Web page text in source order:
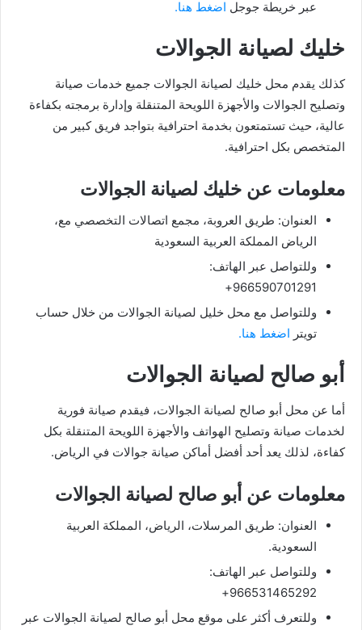
عبر خريطة جوجل اضغط هنا.
خليك لصيانة الجوالات
كذلك يقدم محل خليك لصيانة الجوالات جميع خدمات صيانة
وتصليح الجوالات والأجهزة اللويحة المتنقلة وإدارة برمجته بكفاءة
عالية، حيث تستمتعون بخدمة احترافية بتواجد فريق كبير من
المتخصص بكل احترافية.
معلومات عن خليك لصيانة الجوالات
العنوان: طريق العروبة، مجمع اتصالات التخصصي مع،
الرياض المملكة العربية السعودية
وللتواصل عبر الهاتف:
966590701291+
وللتواصل مع محل خليل لصيانة الجوالات من خلال حساب
تويتر اضغط هنا.
أبو صالح لصيانة الجوالات
أما عن محل أبو صالح لصيانة الجوالات، فيقدم صيانة فورية
لخدمات صيانة وتصليح الهواتف والأجهزة اللويحة المتنقلة بكل
كفاءة، لذلك يعد أحد أفضل أماكن صيانة جوالات في الرياض.
معلومات عن أبو صالح لصيانة الجوالات
العنوان: طريق المرسلات، الرياض، المملكة العربية
السعودية.
وللتواصل عبر الهاتف:
966531465292+
وللتعرف أكثر على موقع محل أبو صالح لصيانة الجوالات عبر